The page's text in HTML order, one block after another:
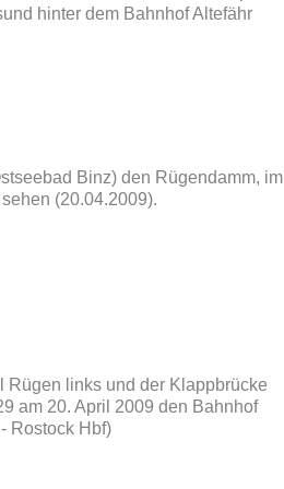
hinter dem Bahnhof Altefähr
Binz) den Rügendamm, im
(20.04.2009).
Rügen links und der Klappbrücke
am 20. April 2009 den Bahnhof
Rostock Hbf)